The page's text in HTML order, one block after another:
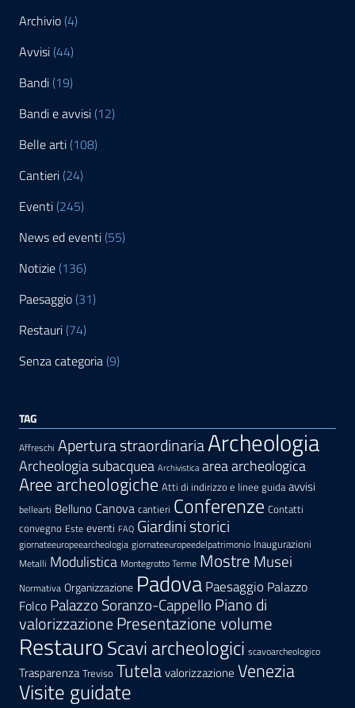
Archivio (4)
Avvisi (44)
Bandi (19)
Bandi e avvisi (12)
Belle arti (108)
Cantieri (24)
Eventi (245)
News ed eventi (55)
Notizie (136)
Paesaggio (31)
Restauri (74)
Senza categoria (9)
TAG
Affreschi Apertura straordinariaArcheologia
Archeologia subacquea Archivistica area archeologica
Aree archeologiche Atti di indirizzo e linee guida avvisi
bellearti Belluno Canova cantieri Conferenze Contatti
convegno Este eventi FAQ Giardini storici
giornateeuropeearcheologia giornateeuropeedelpatrimonio Inaugurazioni
Metalli Modulistica Montegrotto Terme Mostre Musei
Normativa Organizzazione PadovaPaesaggio Palazzo
Folco Palazzo Soranzo-Cappello Piano di
valorizzazionePresentazione volume
RestauroScavi archeologici scavoarcheologico
Trasparenza Treviso Tutelavalorizzazione Venezia
Visite guidate